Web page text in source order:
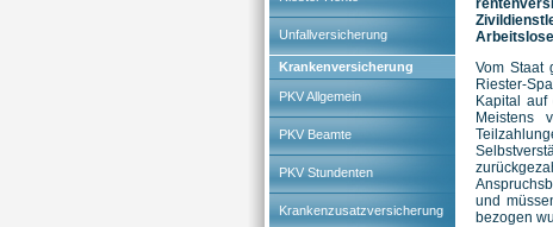
Unfallversicherung
Krankenversicherung
PKV Allgemein
PKV Beamte
PKV Stundenten
Krankenzusatzversicherung
Vom Staat
Riester-
Kapital
Meistens
und
bezogen